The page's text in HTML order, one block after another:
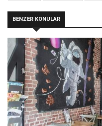
BENZER KONULAR